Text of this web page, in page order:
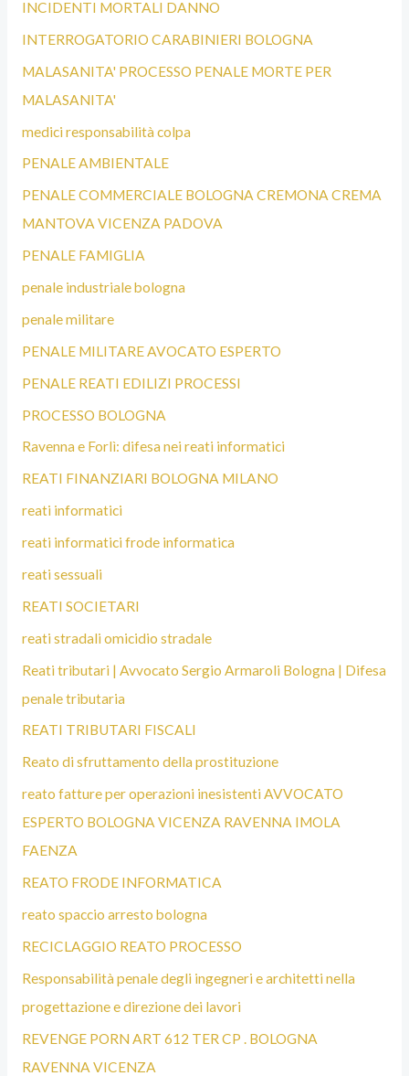
INCIDENTI MORTALI DANNO
INTERROGATORIO CARABINIERI BOLOGNA
MALASANITA' PROCESSO PENALE MORTE PER
MALASANITA'
medici responsabilità colpa
PENALE AMBIENTALE
PENALE COMMERCIALE BOLOGNA CREMONA CREMA
MANTOVA VICENZA PADOVA
PENALE FAMIGLIA
penale industriale bologna
penale militare
PENALE MILITARE AVOCATO ESPERTO
PENALE REATI EDILIZI PROCESSI
PROCESSO BOLOGNA
Ravenna e Forlì: difesa nei reati informatici
REATI FINANZIARI BOLOGNA MILANO
reati informatici
reati informatici frode informatica
reati sessuali
REATI SOCIETARI
reati stradali omicidio stradale
Reati tributari | Avvocato Sergio Armaroli Bologna | Difesa
penale tributaria
REATI TRIBUTARI FISCALI
Reato di sfruttamento della prostituzione
reato fatture per operazioni inesistenti AVVOCATO
ESPERTO BOLOGNA VICENZA RAVENNA IMOLA
FAENZA
REATO FRODE INFORMATICA
reato spaccio arresto bologna
RECICLAGGIO REATO PROCESSO
Responsabilità penale degli ingegneri e architetti nella
progettazione e direzione dei lavori
REVENGE PORN ART 612 TER CP . BOLOGNA
RAVENNA VICENZA